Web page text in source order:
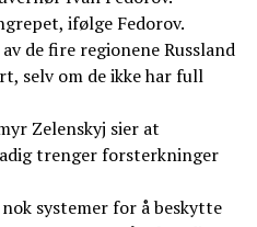
ifølge Fedorov.
de fire regionene Russland
selv om de ikke har full
Zelenskyj sier at
trenger forsterkninger
systemer for å beskytte